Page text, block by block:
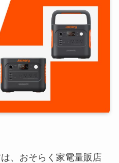
、おそらく家電量販店